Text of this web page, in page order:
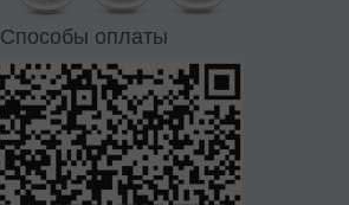
Способы оплаты